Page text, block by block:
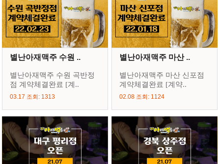
별난아재맥주 수원 ..
별난아재맥주 수원 곡반정
점 계약체결완료 [계..
03.17 조회: 1313
별난아재맥주 마산 ..
별난아재맥주 마산 신포점
계약체결완료 [계약..
02.08 조회: 1124